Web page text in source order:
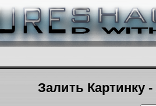
Залить Картинку